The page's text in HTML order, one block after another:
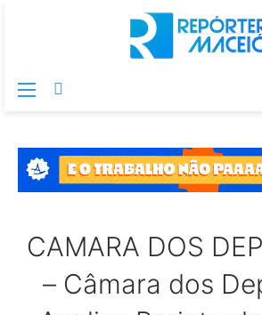
Menu
CAMARA DOS
– Câmara dos